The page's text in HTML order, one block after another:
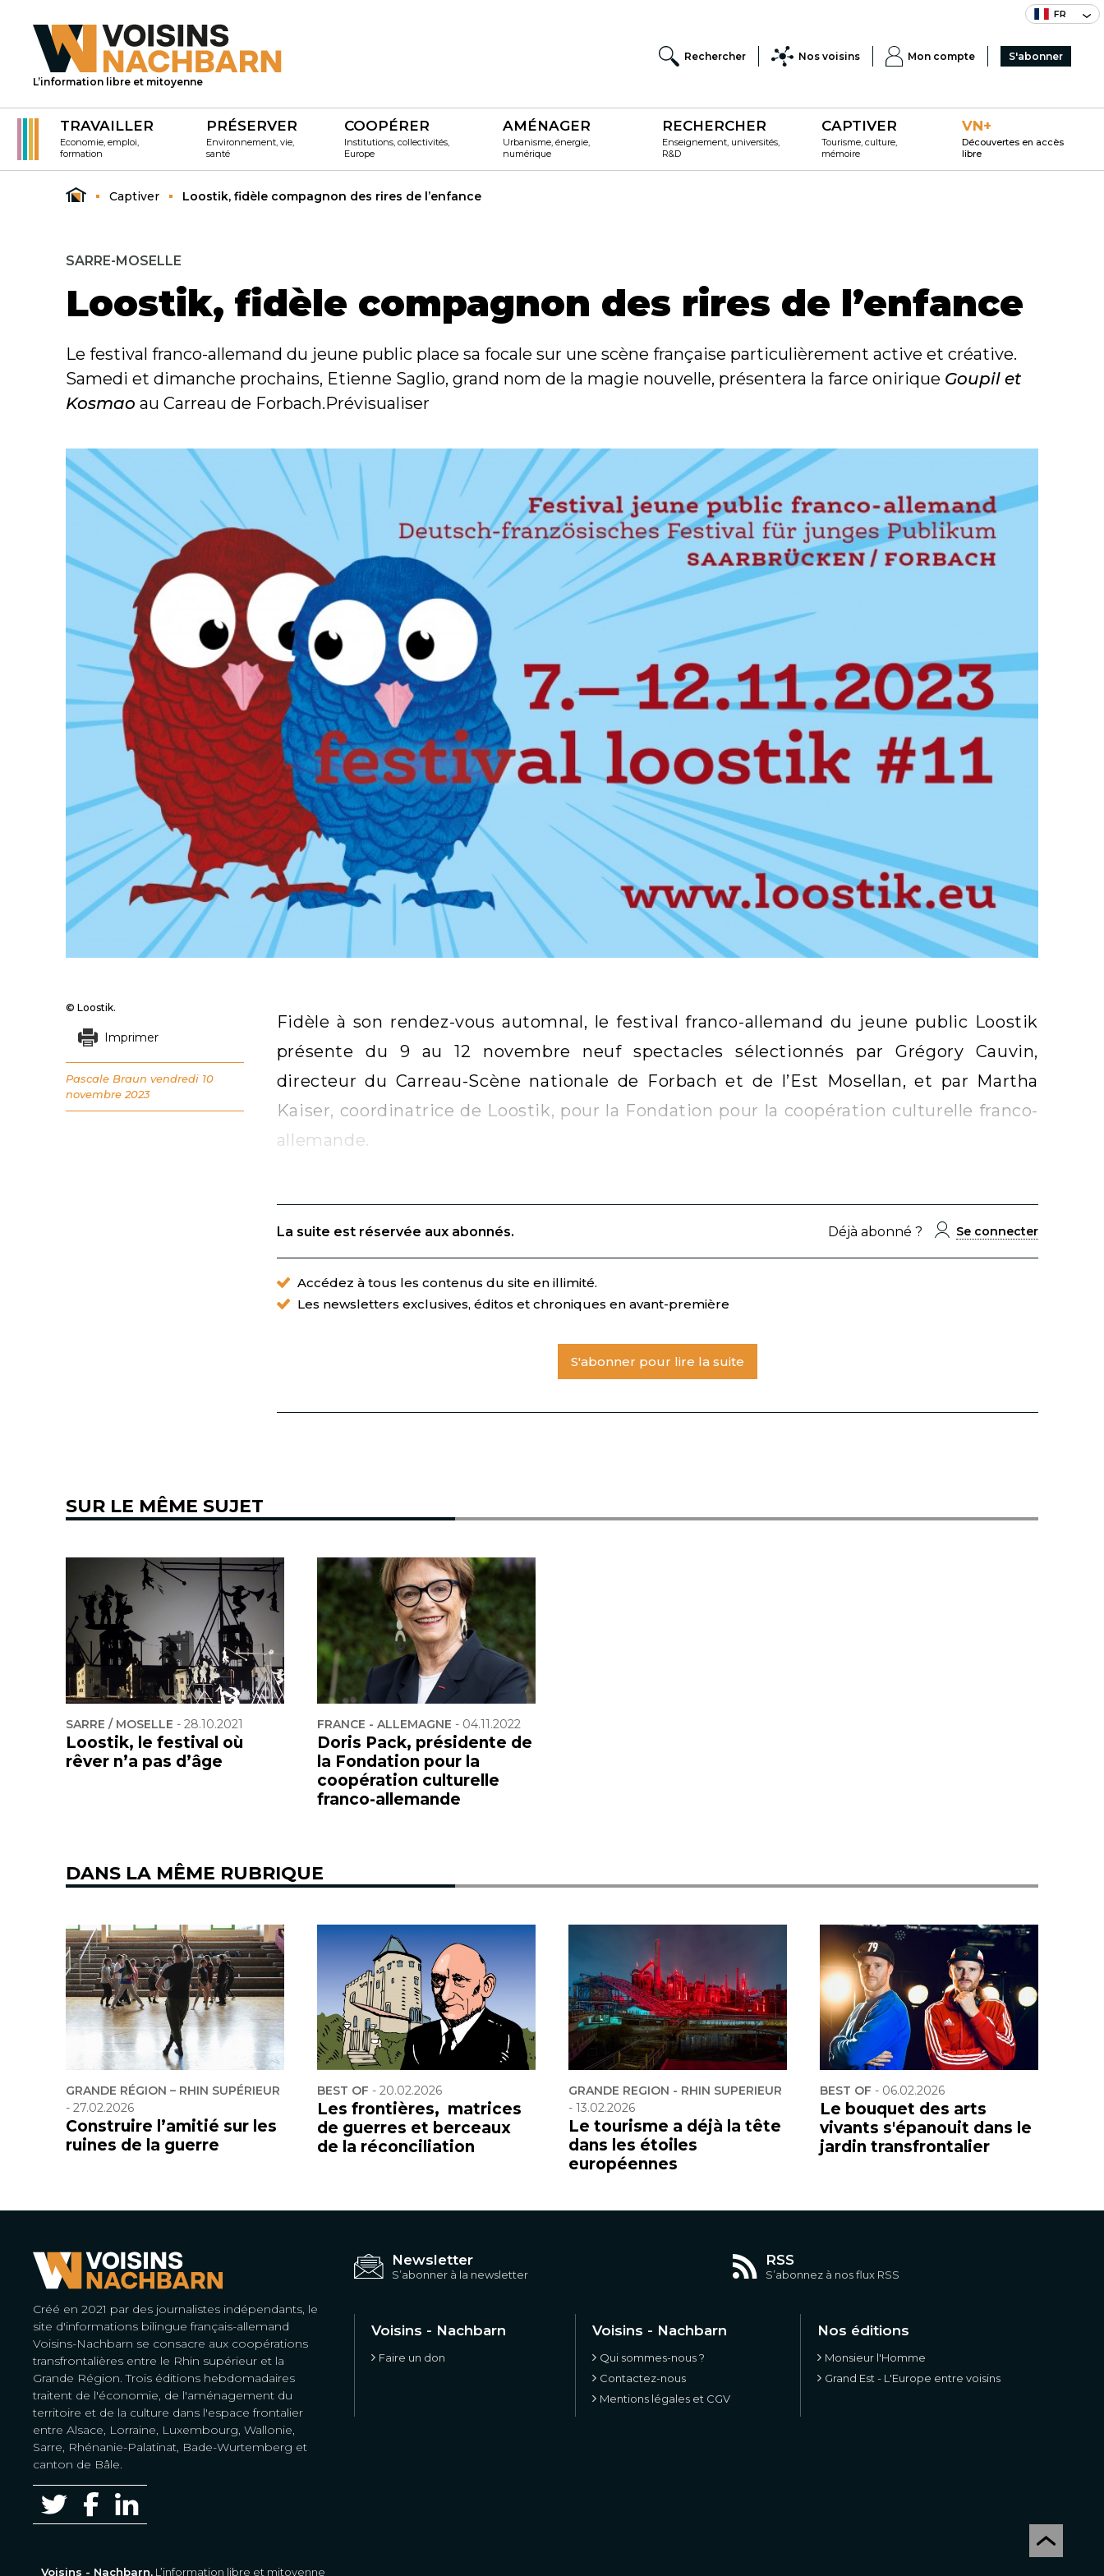
FR
L’information libre et mitoyenne
Rechercher Nos voisins Mon compte S'abonner
TRAVAILLER
Economie, emploi,
formation
PRÉSERVER
Environnement, vie,
santé
COOPÉRER
Institutions, collectivités,
Europe
AMÉNAGER
Urbanisme, énergie,
numérique
RECHERCHER
Enseignement, universités,
R&D
CAPTIVER
Tourisme, culture,
mémoire
VN+
Découvertes en accès
libre
Captiver Loostik, fidèle compagnon des rires de l’enfance
SARRE-MOSELLE
Loostik, fidèle compagnon des rires de l’enfance
Le festival franco-allemand du jeune public place sa focale sur une scène française particulièrement active et créative.
Samedi et dimanche prochains, Etienne Saglio, grand nom de la magie nouvelle, présentera la farce onirique Goupil et
Kosmao au Carreau de Forbach.Prévisualiser
Fidèle à son rendez-vous automnal, le festival franco-allemand du jeune public Loostik
présente du 9 au 12 novembre neuf spectacles sélectionnés par Grégory Cauvin,
directeur du Carreau-Scène nationale de Forbach et de l’Est Mosellan, et par Martha
Kaiser, coordinatrice de Loostik, pour la Fondation pour la coopération culturelle franco-
allemande.
La suite est réservée aux abonnés. Déjà abonné ? Se connecter
Accédez à tous les contenus du site en illimité.
Les newsletters exclusives, éditos et chroniques en avant-première
S'abonner pour lire la suite
© Loostik.
Imprimer
Pascale Braun vendredi 10
novembre 2023
SUR LE MÊME SUJET
SARRE / MOSELLE - 28.10.2021
Loostik, le festival où
rêver n’a pas d’âge
FRANCE - ALLEMAGNE - 04.11.2022
Doris Pack, présidente de
la Fondation pour la
coopération culturelle
franco-allemande
DANS LA MÊME RUBRIQUE
GRANDE RÉGION – RHIN SUPÉRIEUR
- 27.02.2026
Construire l’amitié sur les
ruines de la guerre
BEST OF - 20.02.2026
Les frontières, matrices
de guerres et berceaux
de la réconciliation
GRANDE REGION - RHIN SUPERIEUR
- 13.02.2026
Le tourisme a déjà la tête
dans les étoiles
européennes
BEST OF - 06.02.2026
Le bouquet des arts
vivants s'épanouit dans le
jardin transfrontalier
Créé en 2021 par des journalistes indépendants, le
site d'informations bilingue français-allemand
Voisins-Nachbarn se consacre aux coopérations
transfrontalières entre le Rhin supérieur et la
Grande Région. Trois éditions hebdomadaires
traitent de l'économie, de l'aménagement du
territoire et de la culture dans l'espace frontalier
entre Alsace, Lorraine, Luxembourg, Wallonie,
Sarre, Rhénanie-Palatinat, Bade-Wurtemberg et
canton de Bâle.
Newsletter
S’abonner à la newsletter
RSS
S’abonnez à nos flux RSS
Voisins - Nachbarn
Faire un don
Voisins - Nachbarn
Qui sommes-nous ?
Contactez-nous
Mentions légales et CGV
Nos éditions
Monsieur l'Homme
Grand Est - L'Europe entre voisins
Voisins - Nachbarn, L’information libre et mitoyenne